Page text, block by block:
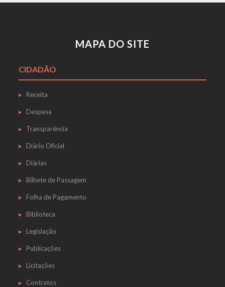
MAPA DO SITE
CIDADÃO
Receita
Despesa
Transparência
Diário Oficial
Diárias
Bilhete de Passagem
Folha de Pagamento
Biblioteca
Legislação
Publicações
Licitações
Contratos